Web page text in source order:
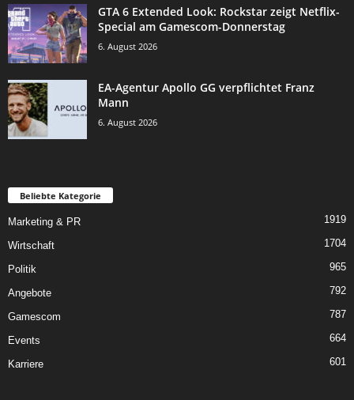
GTA 6 Extended Look: Rockstar zeigt Netflix-
Special am Gamescom-Donnerstag
6. August 2026
EA-Agentur Apollo GG verpflichtet Franz
Mann
6. August 2026
Beliebte Kategorie
Marketing & PR 1919
Wirtschaft 1704
Politik 965
Angebote 792
Gamescom 787
Events 664
Karriere 601